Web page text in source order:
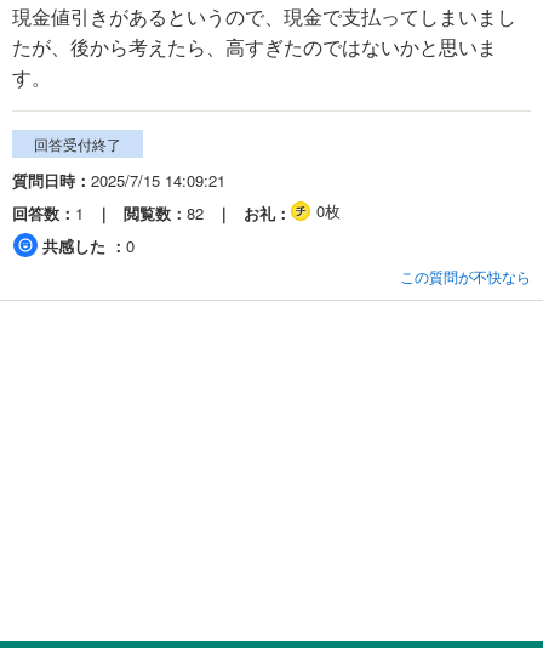
現金値引きがあるというので、現金で支払ってしまいまし
たが、後から考えたら、高すぎたのではないかと思いま
す。
回答受付終了
質問日時
2025/7/15 14:09:21
回答数
1 閲覧数 82 お礼
0枚
共感した
0
この質問が不快なら